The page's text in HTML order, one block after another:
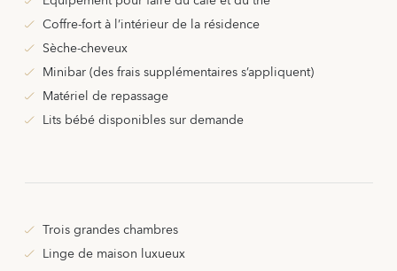
Coffre-fort à l’intérieur de la résidence
Sèche-cheveux
Minibar (des frais supplémentaires s’appliquent)
Matériel de repassage
Lits bébé disponibles sur demande
Trois grandes chambres
Linge de maison luxueux